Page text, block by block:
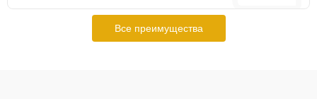
Все преимущества